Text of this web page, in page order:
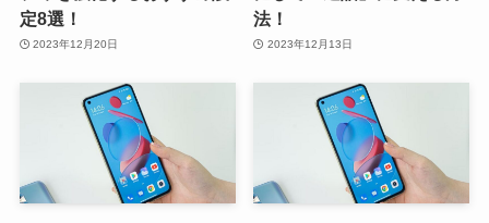
定8選！
2023年12月20日
法！
2023年12月13日